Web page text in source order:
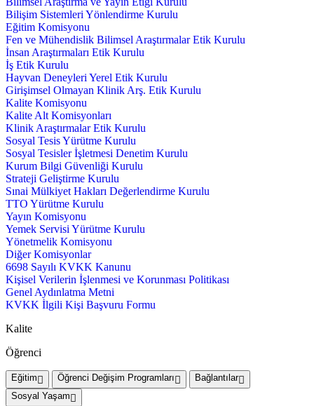
Bilişim Sistemleri Yönlendirme Kurulu
Eğitim Komisyonu
Fen ve Mühendislik Bilimsel Araştırmalar Etik Kurulu
İnsan Araştırmaları Etik Kurulu
İş Etik Kurulu
Hayvan Deneyleri Yerel Etik Kurulu
Girişimsel Olmayan Klinik Arş. Etik Kurulu
Kalite Komisyonu
Kalite Alt Komisyonları
Klinik Araştırmalar Etik Kurulu
Sosyal Tesis Yürütme Kurulu
Sosyal Tesisler İşletmesi Denetim Kurulu
Kurum Bilgi Güvenliği Kurulu
Strateji Geliştirme Kurulu
Sınai Mülkiyet Hakları Değerlendirme Kurulu
TTO Yürütme Kurulu
Yayın Komisyonu
Yemek Servisi Yürütme Kurulu
Yönetmelik Komisyonu
Diğer Komisyonlar
6698 Sayılı KVKK Kanunu
Kişisel Verilerin İşlenmesi ve Korunması Politikası
Genel Aydınlatma Metni
KVKK İlgili Kişi Başvuru Formu
Kalite
Öğrenci
Eğitim Öğrenci Değişim Programları
Bağlantılar
Sosyal Yaşam